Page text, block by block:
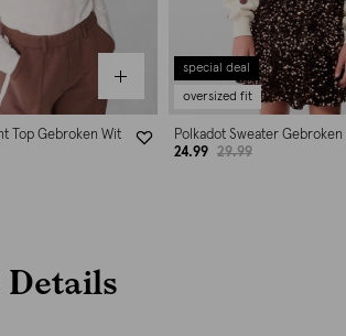
Top Gebroken Wit
special deal
oversized fit
Polkadot Sweater Gebroken
24.99
29.99